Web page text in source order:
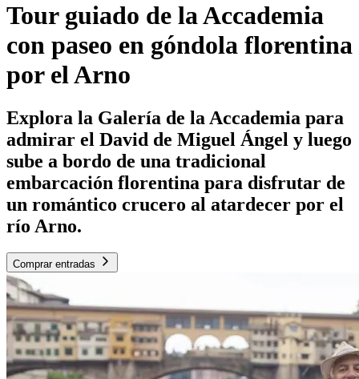
Tour guiado de la Accademia
con paseo en góndola florentina
por el Arno
Explora la Galería de la Accademia para
admirar el David de Miguel Ángel y luego
sube a bordo de una tradicional
embarcación florentina para disfrutar de
un romántico crucero al atardecer por el
río Arno.
Comprar entradas